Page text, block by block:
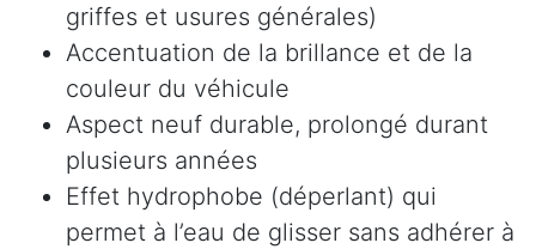
griffes et usures générales)
Accentuation de la brillance et de la
couleur du véhicule
Aspect neuf durable, prolongé durant
plusieurs années
Effet hydrophobe (déperlant) qui
permet à l’eau de glisser sans adhérer à